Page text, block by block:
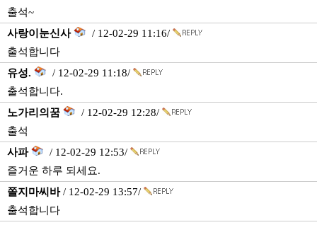
출석~
사랑이눈신사
/ 12-02-29 11:16/
출석합니다
유성.
/ 12-02-29 11:18/
출석합니다.
노가리의꿈
/ 12-02-29 12:28/
출석
사파
/ 12-02-29 12:53/
즐거운 하루 되세요.
쫄지마씨바/ 12-02-29 13:57/
출석합니다